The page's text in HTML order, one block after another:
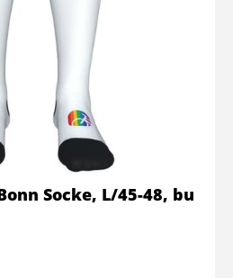
Socke, L/45-48, bu